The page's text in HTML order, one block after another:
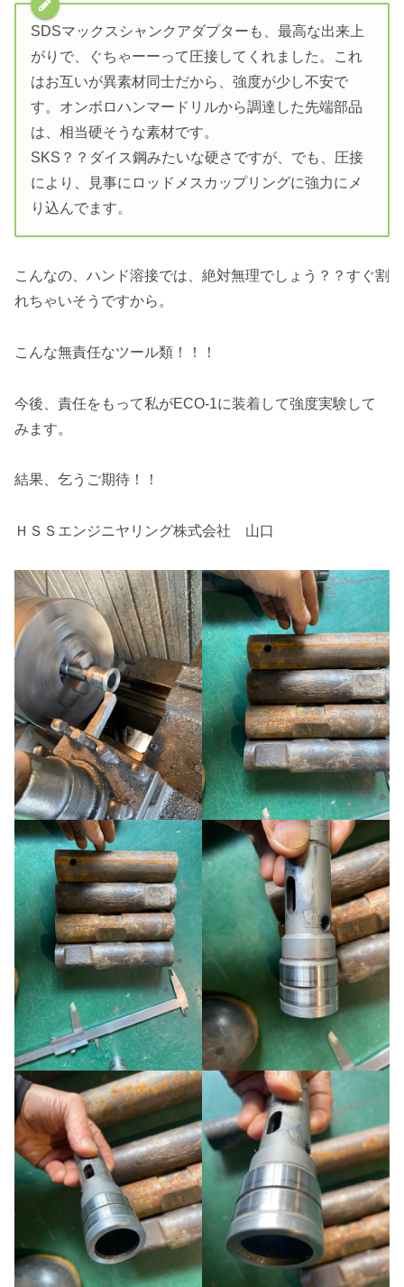
SDSマックスシャンクアダプターも、最高な出来上
がりで、ぐちゃーーって圧接してくれました。これ
はお互いが異素材同士だから、強度が少し不安で
す。オンボロハンマードリルから調達した先端部品
は、相当硬そうな素材です。
SKS？？ダイス鋼みたいな硬さですが、でも、圧接
により、見事にロッドメスカップリングに強力にメ
り込んでます。
こんなの、ハンド溶接では、絶対無理でしょう？？すぐ割
れちゃいそうですから。
こんな無責任なツール類！！！
今後、責任をもって私がECO-1に装着して強度実験して
みます。
結果、乞うご期待！！
ＨＳＳエンジニヤリング株式会社 山口